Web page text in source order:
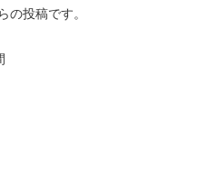
の投稿です。